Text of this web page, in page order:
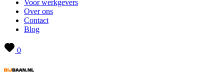
Voor werkgevers
Over ons
Contact
Blog
0